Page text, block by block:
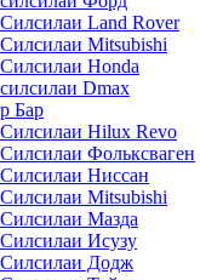
Силсилаи Land Rover
Силсилаи Mitsubishi
Силсилаи Honda
силсилаи Dmax
Бар
Силсилаи Hilux Revo
Силсилаи Фольксваген
Силсилаи Ниссан
Силсилаи Mitsubishi
Силсилаи Мазда
Силсилаи Исузу
Силсилаи Додж